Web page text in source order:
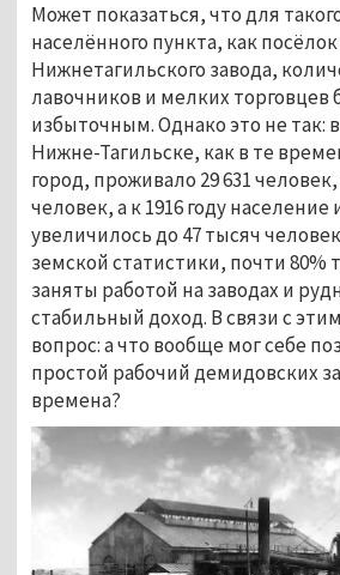
Может показаться, что для
населённого пункта, как посёлок
Нижнетагильского завода,
лавочников и мелких торговцев
избыточным. Однако это не так: в
Нижне-Тагильске, как в те
город, проживало 29 631
человек, а к 1916 году население
увеличилось до 47 тысяч
земской статистики, почти 80%
заняты работой на заводах и
стабильный доход. В связи с
вопрос: а что вообще мог себе
простой рабочий демидовских
времена?